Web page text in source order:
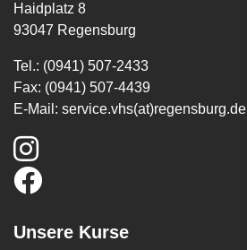
Haidplatz 8
93047 Regensburg
Tel.: (0941) 507-2433
Fax: (0941) 507-4439
E-Mail: service.vhs(at)regensburg.de
Unsere Kurse